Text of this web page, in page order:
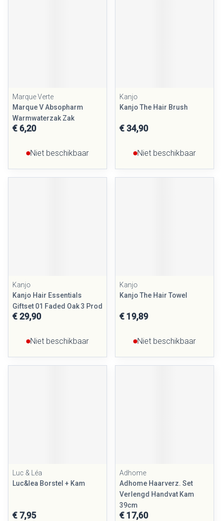
Marque Verte
Marque V Absopharm
Warmwaterzak Zak
€ 6,20
Niet beschikbaar
Kanjo
Kanjo The Hair Brush
€ 34,90
Niet beschikbaar
Kanjo
Kanjo Hair Essentials
Giftset 01 Faded Oak 3 Prod
€ 29,90
Niet beschikbaar
Kanjo
Kanjo The Hair Towel
€ 19,89
Niet beschikbaar
Luc & Léa
Luc&lea Borstel + Kam
€ 7,95
Adhome
Adhome Haarverz. Set
Verlengd Handvat Kam
39cm
€ 17,60